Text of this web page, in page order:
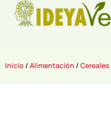
Inicio / Alimentación / Cereales